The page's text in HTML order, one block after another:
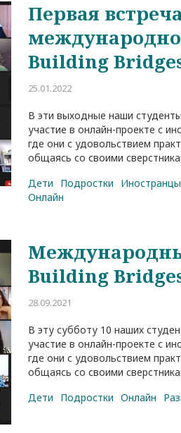
Первая
Building
25.01.2022
В эти выходные наши
участие в онлайн-проекте с
где они с удовольствием
общаясь со своими
Дети
Подростки Иностранцы
Онлайн
Building
28.09.2021
В эту субботу 10 наших
участие в онлайн-проекте с
где они с удовольствием
общаясь со своими
Дети
Подростки Онлайн